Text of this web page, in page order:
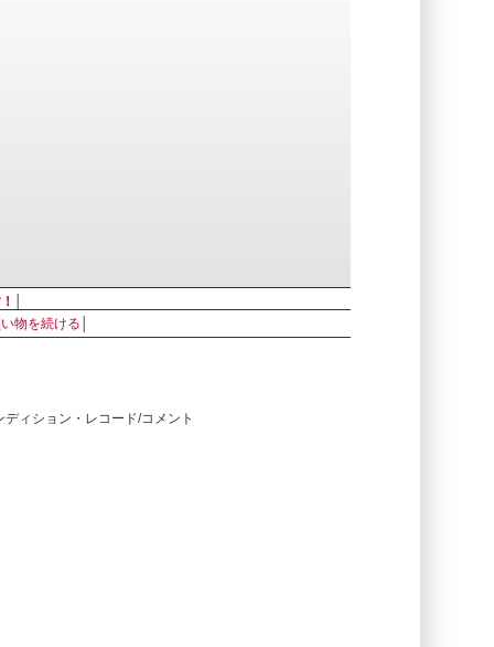
物を続ける
ィション・レコード/コメント